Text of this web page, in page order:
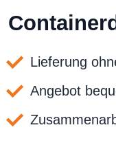
Lieferung
Angebot